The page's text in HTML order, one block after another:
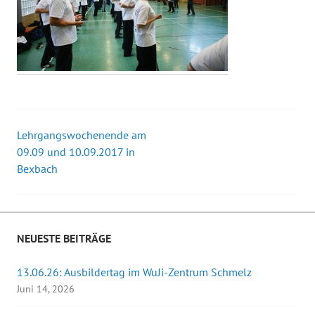
Beitrags-
Navigation
Lehrgangswochenende am
09.09 und 10.09.2017 in
Bexbach
NEUESTE BEITRÄGE
13.06.26: Ausbildertag im WuJi-Zentrum Schmelz
Juni 14, 2026